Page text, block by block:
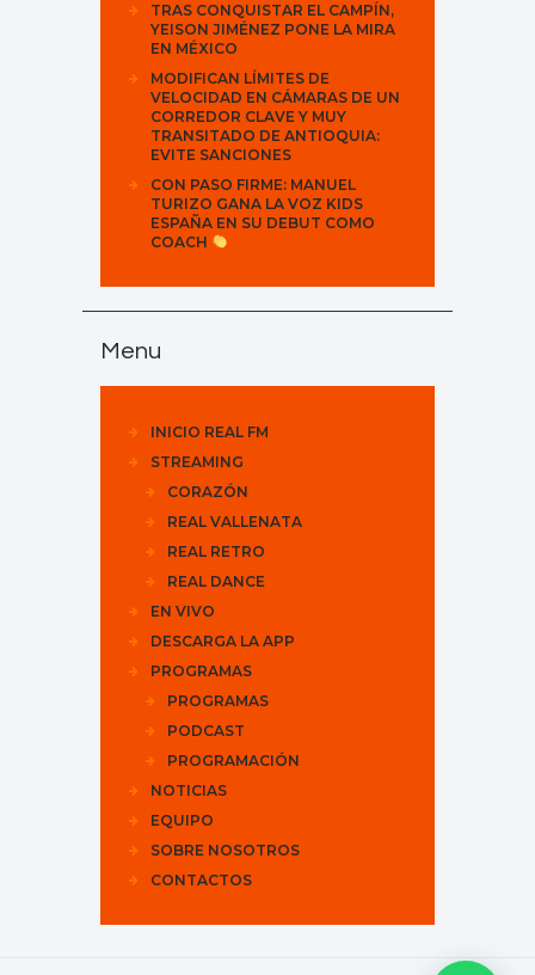
TRAS CONQUISTAR EL CAMPÍN,
YEISON JIMÉNEZ PONE LA MIRA
EN MÉXICO
MODIFICAN LÍMITES DE
VELOCIDAD EN CÁMARAS DE UN
CORREDOR CLAVE Y MUY
TRANSITADO DE ANTIOQUIA:
EVITE SANCIONES
CON PASO FIRME: MANUEL
TURIZO GANA LA VOZ KIDS
ESPAÑA EN SU DEBUT COMO
COACH
Menu
INICIO REAL FM
STREAMING
CORAZÓN
REAL VALLENATA
REAL RETRO
REAL DANCE
EN VIVO
DESCARGA LA APP
PROGRAMAS
PROGRAMAS
PODCAST
PROGRAMACIÓN
NOTICIAS
EQUIPO
SOBRE NOSOTROS
CONTACTOS